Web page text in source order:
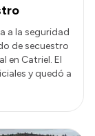
a la seguridad
de secuestro
en Catriel. El
y quedó a